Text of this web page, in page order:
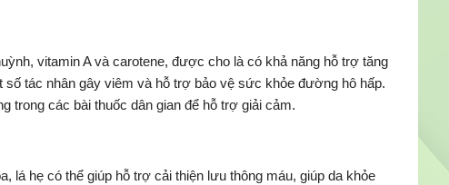
vitamin A và carotene, được cho là có khả năng hỗ trợ tăng
tác nhân gây viêm và hỗ trợ bảo vệ sức khỏe đường hô hấp.
trong các bài thuốc dân gian để hỗ trợ giải cảm.
lá hẹ có thể giúp hỗ trợ cải thiện lưu thông máu, giúp da khỏe